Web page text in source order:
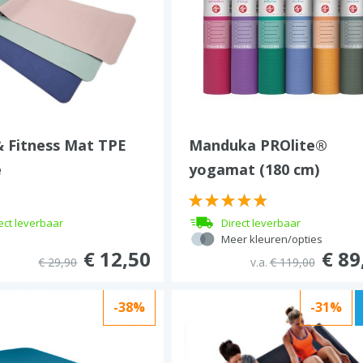
Fitness Mat TPE
leverbaar
€ 29,90 € 12,50
Manduka PROlite®
yogamat (180 cm)
Direct leverbaar
Meer kleuren/opties
v.a.€ 119,00 €
-38% -31%